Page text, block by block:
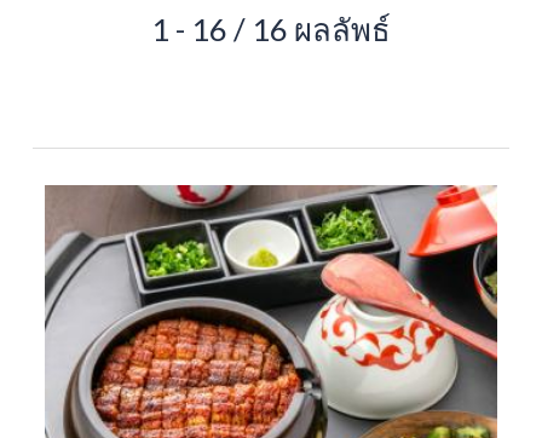
1 - 16 / 16 ผลลัพธ์